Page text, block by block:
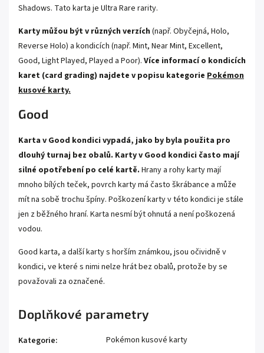
Shadows. Tato karta je Ultra Rare rarity.
Karty můžou být v různých verzích (např. Obyčejná, Holo,
Reverse Holo) a kondicích (např. Mint, Near Mint, Excellent,
Good, Light Played, Played a Poor). Více informací o kondicích
karet (card grading) najdete v popisu kategorie Pokémon
kusové karty.
Good
Karta v Good kondici vypadá, jako by byla použita pro
dlouhý turnaj bez obalů. Karty v Good kondici často mají
silné opotřebení po celé kartě. Hrany a rohy karty mají
mnoho bílých teček, povrch karty má často škrábance a může
mít na sobě trochu špíny. Poškození karty v této kondici je stále
jen z běžného hraní. Karta nesmí být ohnutá a není poškozená
vodou.
Good karta, a další karty s horším známkou, jsou očividně v
kondici, ve které s nimi nelze hrát bez obalů, protože by se
považovali za označené.
Doplňkové parametry
Kategorie:
Pokémon kusové karty